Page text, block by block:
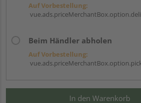
Auf Vorbestellung:
Beim Händler abholen
Auf Vorbestellung:
In den Warenkorb